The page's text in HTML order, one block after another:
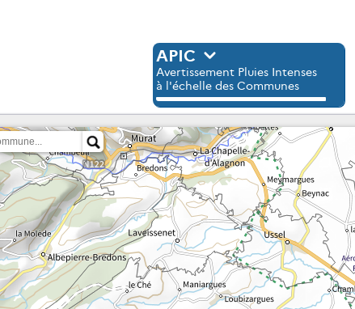
APIC
Avertissement Pluies Intenses
à l'échelle des Communes